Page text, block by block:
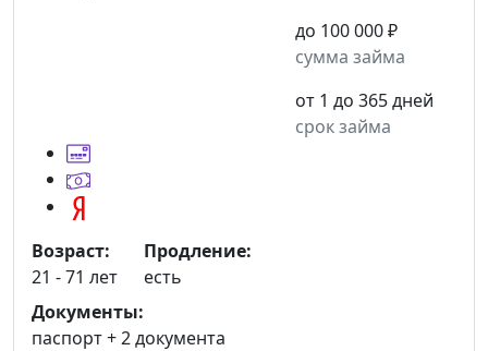
до 100 000 ₽
сумма займа
от 1 до 365 дней
срок займа
Возраст:
21 - 71 лет
Продление:
есть
Документы:
паспорт +2 документа